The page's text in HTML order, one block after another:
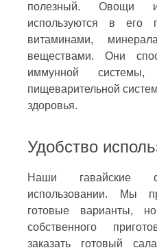
полезный. Овощи
используются в его
витаминами,
веществами. Они
иммунной
пищеварительной
здоровья.
Удобство
Наши гавайские
использовании. Мы
готовые варианты,
собственного
заказать готовый